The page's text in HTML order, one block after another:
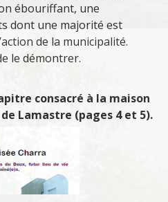
ébouriffant, une
dont une majorité est
de la municipalité.
le démontrer.
consacré à la maison
Lamastre (pages 4 et 5).